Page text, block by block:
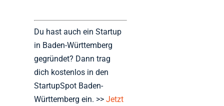
Du hast auch ein Startup
in Baden-Württemberg
gegründet? Dann trag
dich kostenlos in den
StartupSpot Baden-
Württemberg ein. >>Jetzt